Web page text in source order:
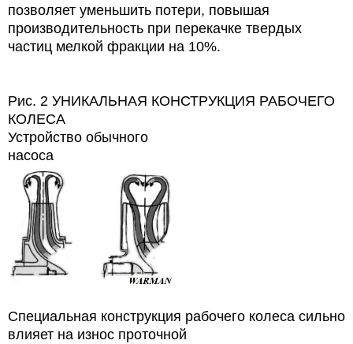
позволяет уменьшить потери, повышая
производительность при перекачке твердых
частиц мелкой фракции на 10%.
Рис. 2 УНИКАЛЬНАЯ КОНСТРУКЦИЯ РАБОЧЕГО
КОЛЕСА
Устройство обычного
насоса
Специальная конструкция рабочего колеса сильно
влияет на износ проточной